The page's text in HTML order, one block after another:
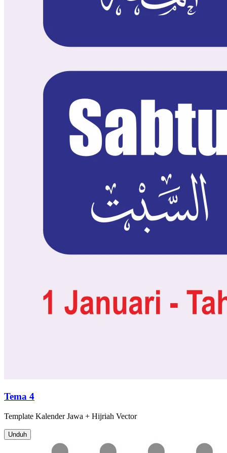
Tema 4
Template Kalender Jawa + Hijriah Vector
Unduh